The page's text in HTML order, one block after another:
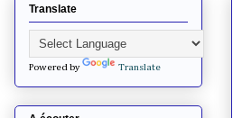
Translate
Powered by Translate